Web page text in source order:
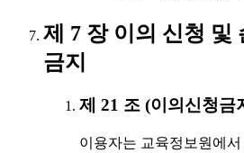
제 7 장 이의 신청 및
금지
제 21 조 (이의신청금
이용자는 교육정보원에